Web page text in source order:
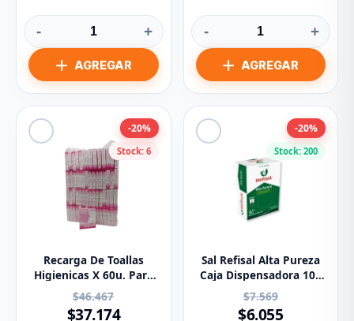
- + - +
Stock: 6
-20%
Recarga De Toallas
Higienicas X 60u. Para
Dispensador (*)
$46.467
$37.174
Stock: 200
-20%
Sal Refisal Alta Pureza
Caja Dispensadora 100
Sobres 1 g (*)
$7.569
$6.055